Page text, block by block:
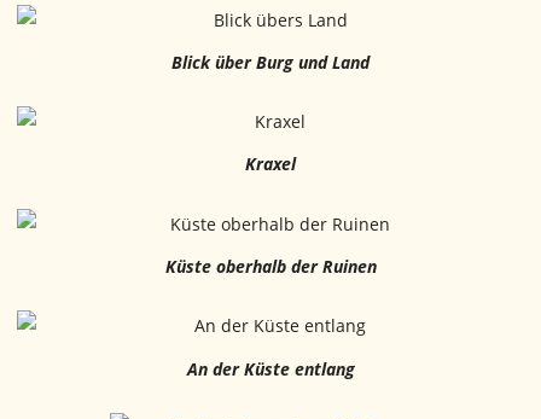
Blick über Burg und Land
Kraxel
Küste oberhalb der Ruinen
An der Küste entlang